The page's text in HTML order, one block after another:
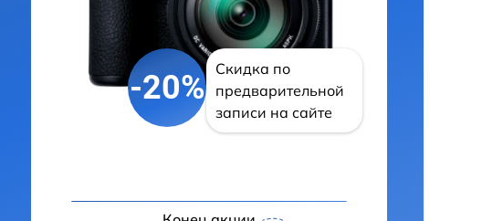
-20%
Скидка по
предварительной
записи на сайте